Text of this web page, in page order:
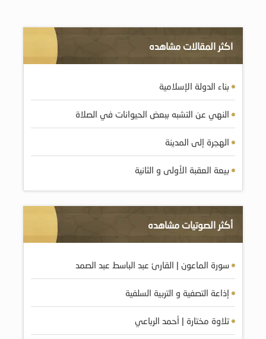
اكثر المقالات مشاهده
بناء الدولة الإسلامية
النهي عن التشبه ببعض الحيوانات في الصلاة
الهجرة إلى المدينة
بيعة العقبة الأولى و الثانية
أكثر الصوتيات مشاهده
سورة الماعون | القارئ عبد الباسط عبد الصمد
إذاعة التصفية و التربية السلفية
تلاوة مختارة | أحمد الرباعي